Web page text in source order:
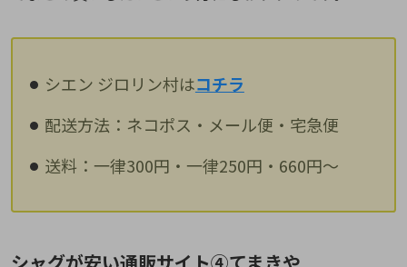
シエン ジロリン村はコチラ
配送方法：ネコポス・メール便・宅急便
送料：一律300円・一律250円・660円～